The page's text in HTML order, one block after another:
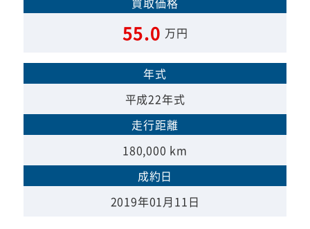
55.0 万円
年式
平成22年式
走行距離
180,000 km
成約日
2019年01月11日